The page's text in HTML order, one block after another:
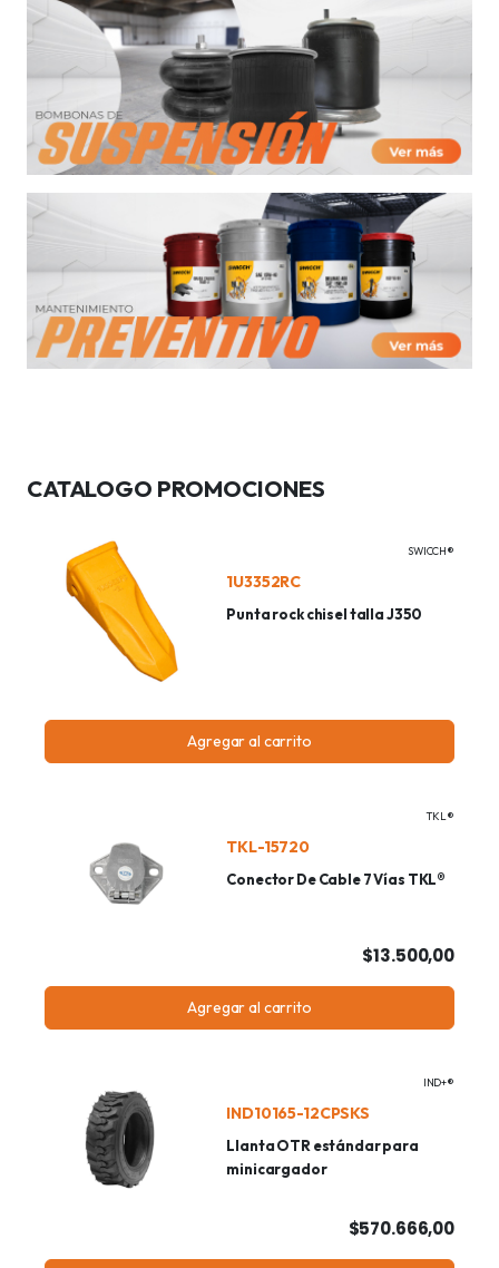
CATALOGO PROMOCIONES
SWICCH®
1U3352RC
Punta rock chisel talla J350
Agregar al carrito
TKL®
TKL-15720
Conector De Cable 7 Vías TKL®
$13.500,00
Agregar al carrito
IND+®
IND10165-12CPSKS
Llanta OTR estándar para
minicargador
$570.666,00